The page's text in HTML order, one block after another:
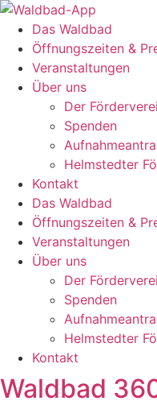
Zum
Inhalt
springen
Das Waldbad
Öffnungszeiten &
Veranstaltungen
Über uns
Der
Spenden
Helmstedter
Kontakt
Das Waldbad
Öffnungszeiten &
Veranstaltungen
Über uns
Der
Spenden
Helmstedter
Kontakt
Waldbad